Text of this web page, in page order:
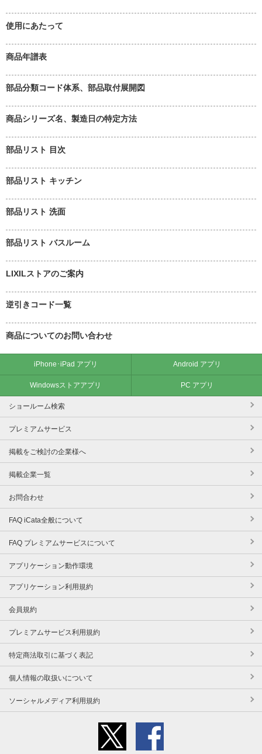
使用にあたって
商品年譜表
部品分類コード体系、部品取付展開図
商品シリーズ名、製造日の特定方法
部品リスト 目次
部品リスト キッチン
部品リスト 洗面
部品リスト バスルーム
LIXILストアのご案内
逆引きコード一覧
商品についてのお問い合わせ
iPhone･iPad アプリ Android アプリ
Windowsストアアプリ PC アプリ
ショールーム検索
プレミアムサービス
掲載をご検討の企業様へ
掲載企業一覧
お問合わせ
FAQ iCata全般について
FAQ プレミアムサービスについて
アプリケーション動作環境
アプリケーション利用規約
会員規約
プレミアムサービス利用規約
特定商法取引に基づく表記
個人情報の取扱いについて
ソーシャルメディア利用規約